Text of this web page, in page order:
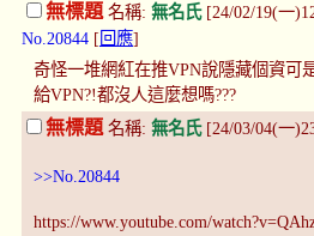
無標題名稱: 無名氏[24/02/19(一
No.20844 [ 回應]
奇怪一堆網紅在推VPN說隱藏個資可
給VPN?!都沒人這麼想嗎???
無標題名稱: 無名氏[24/03/04(一
>>No.20844
https://www.youtube.com/